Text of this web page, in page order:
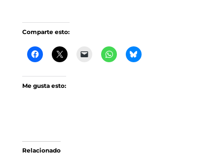
Comparte esto:
Me gusta esto:
Relacionado